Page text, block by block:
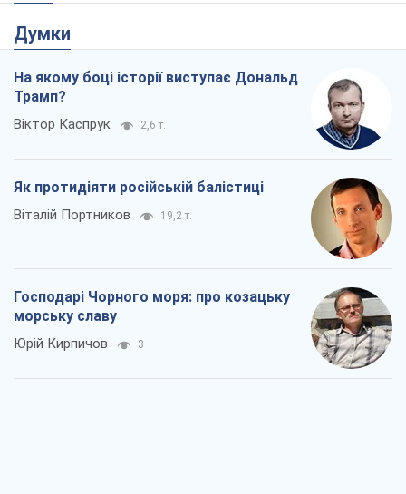
Думки
На якому боці історії виступає Дональд
Трамп?
Віктор Каспрук 2,6 т.
Як протидіяти російській балістиці
Віталій Портников 19,2 т.
Господарі Чорного моря: про козацьку
морську славу
Юрій Кирпичов 3